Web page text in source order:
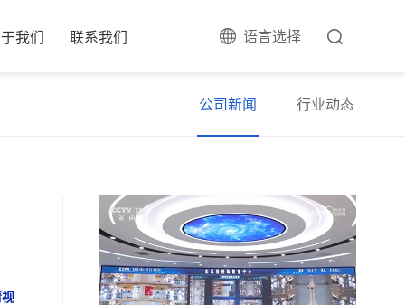
语言选择
我们 联系我们
公司新闻 行业动态